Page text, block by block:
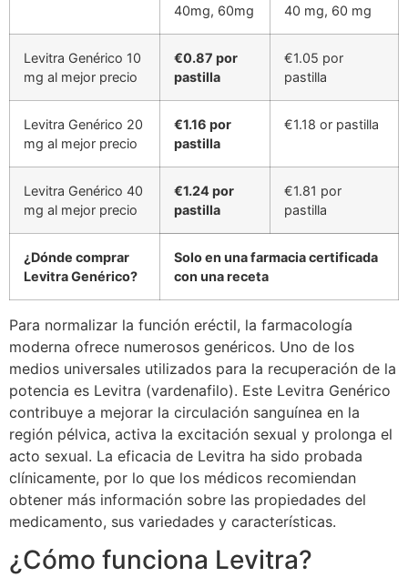
40mg, 60mg
40 mg, 60 mg
Levitra Genérico 10
mg al mejor precio
€0.87 por
pastilla
€1.05 por
pastilla
Levitra Genérico 20
mg al mejor precio
€1.16 por
pastilla
€1.18 or pastilla
Levitra Genérico 40
mg al mejor precio
€1.24 por
pastilla
€1.81 por
pastilla
¿Dónde comprar
Levitra Genérico?
Solo en una farmacia certificada
con una receta
Para normalizar la función eréctil, la farmacología
moderna ofrece numerosos genéricos. Uno de los
medios universales utilizados para la recuperación de la
potencia es Levitra (vardenafilo). Este Levitra Genérico
contribuye a mejorar la circulación sanguínea en la
región pélvica, activa la excitación sexual y prolonga el
acto sexual. La eficacia de Levitra ha sido probada
clínicamente, por lo que los médicos recomiendan
obtener más información sobre las propiedades del
medicamento, sus variedades y características.
¿Cómo funciona Levitra?